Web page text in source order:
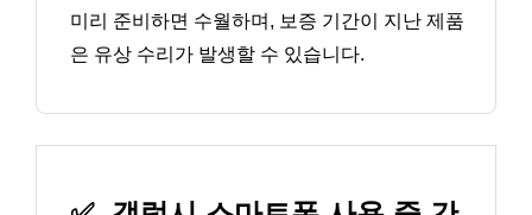
미리 준비하면 수월하며, 보증 기간이 지난 제품
은 유상 수리가 발생할 수 있습니다.